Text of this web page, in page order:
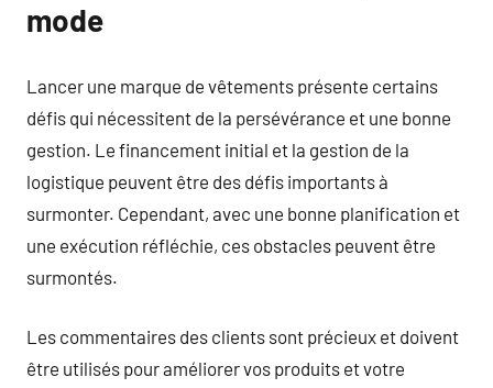
mode
Lancer une marque de vêtements présente certains
défis qui nécessitent de la persévérance et une bonne
gestion. Le financement initial et la gestion de la
logistique peuvent être des défis importants à
surmonter. Cependant, avec une bonne planification et
une exécution réfléchie, ces obstacles peuvent être
surmontés.
Les commentaires des clients sont précieux et doivent
être utilisés pour améliorer vos produits et votre